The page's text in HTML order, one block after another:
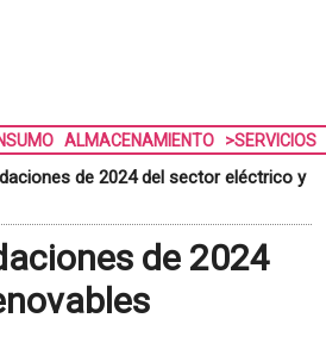
ALMACENAMIENTO >SERVICIOS
de 2024 del sector eléctrico y
de 2024